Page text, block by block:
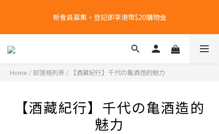
新會員募集，登記即享港幣$20購物金
根據香港法律，不得在業務過程中，向未成年人(18歲以下人士)售
Home / 部落格列表 / 【酒藏紀行】千代の亀酒造的魅力
【酒藏紀行】千代の亀酒造的
魅力